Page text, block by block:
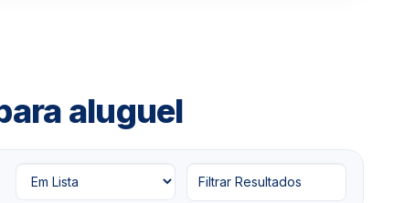
aluguel
Filtrar Resultados